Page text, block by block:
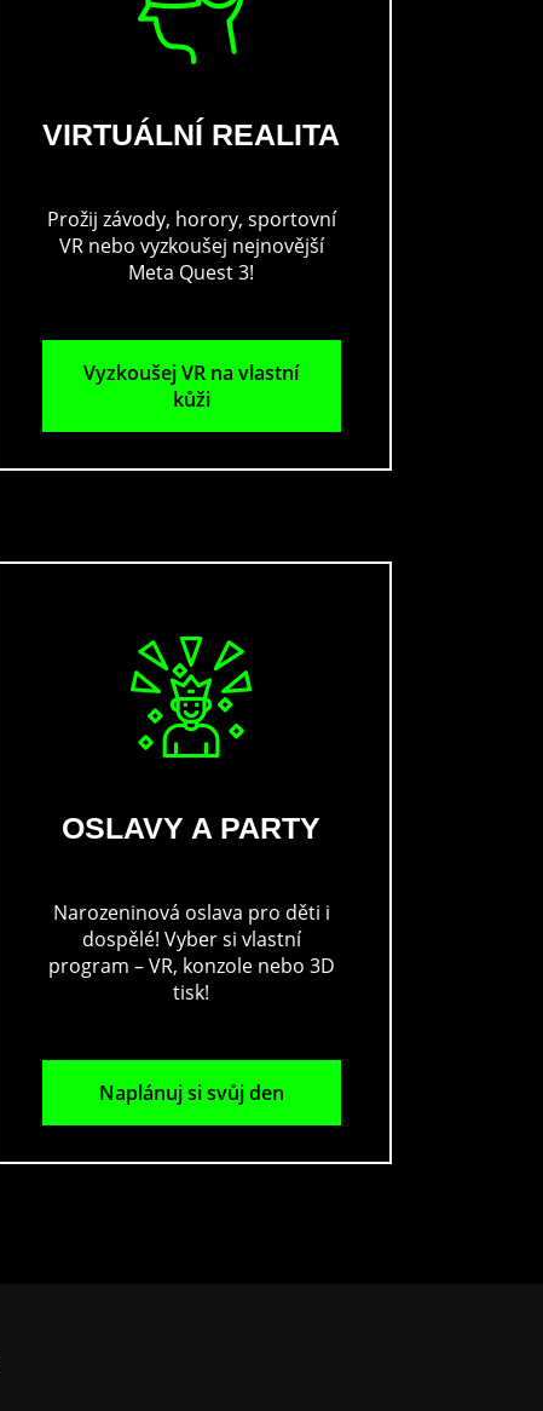
VIRTUÁLNÍ REALITA
Prožij závody, horory, sportovní
VR nebo vyzkoušej nejnovější
Meta Quest 3!
Vyzkoušej VR na vlastní
kůži
OSLAVY A PARTY
Narozeninová oslava pro děti i
dospělé! Vyber si vlastní
program – VR, konzole nebo 3D
tisk!
Naplánuj si svůj den